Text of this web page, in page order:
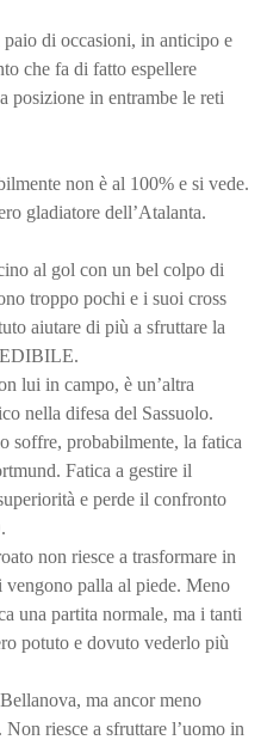
di occasioni, in anticipo e
che fa di fatto espellere
posizione in entrambe le reti
non è al 100% e si vede.
gladiatore dell’Atalanta.
al gol con un bel colpo di
troppo pochi e i suoi cross
aiutare di più a sfruttare la
lui in campo, è un’altra
nella difesa del Sassuolo.
probabilmente, la fatica
Fatica a gestire il
e perde il confronto
non riesce a trasformare in
vengono palla al piede. Meno
una partita normale, ma i tanti
potuto e dovuto vederlo più
ma ancor meno
riesce a sfruttare l’uomo in